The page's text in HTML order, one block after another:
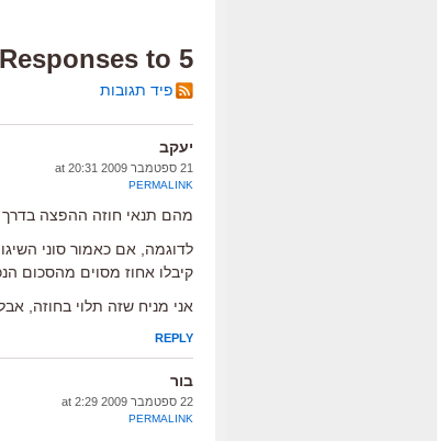
5 Responses to “סוני כבשה את "לבנון"”
פיד תגובות
יעקב
21 ספטמבר 2009 at 20:31
PERMALINK
מהם תנאי חוזה ההפצה בדרך
קיבלו אחוז מסוים מהסכום
אני מניח שזה תלוי בחוזה,
REPLY
בור
22 ספטמבר 2009 at 2:29
PERMALINK